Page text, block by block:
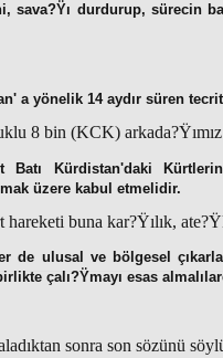
sava?Ÿı durdurup, sürecin
a yönelik 14 aydır süren
8 bin (KCK) arkada?Ÿımız
Batı Kürdistan'daki
üzere kabul etmelidir.
hareketi buna kar?Ÿılık,
de ulusal ve bölgesel
çalı?Ÿmayı esas
sonra son sözünü